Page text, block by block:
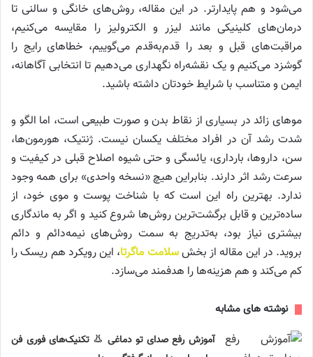
می‌شود و هم پایدارتر. در این مقاله، روش‌های خانگی و سالنی تا
درمان‌های کلینیکی مانند لیزر و الکترولیز را مقایسه می‌کنیم،
مراقبت‌های قبل و بعد را قدم‌به‌قدم می‌گوییم، خطاهای رایج را
گوشزد می‌کنیم و یک نقشه‌راه نگهداری می‌دهیم تا انتخابی آگاهانه،
ایمن و متناسب با شرایط خودتان داشته باشید.
موهای زائد در بسیاری از نقاط بدن و صورت طبیعی است، اما الگو و
شدت رشد آن در افراد مختلف یکسان نیست. ژنتیک، هورمون‌ها،
سن، داروها، بارداری، یائسگی و حتی شیوه اصلاح قبلی در کیفیت و
سرعت رشد اثر دارند. بنابراین هیچ «نسخه واحدی» برای همه وجود
ندارد. بهترین راه این است که با شناخت پوست و موی خود، از
ساده‌ترین و قابل برگشت‌ترین روش‌ها شروع کنید و اگر به ماندگاری
بیشتری نیاز بود، به‌تدریج به سمت روش‌های نیمه‌دائم و دائم
بروید. در این مقاله از بخشسلامت ماگرتا، این رویکرد هم ریسک را
کم می‌کند و هم هزینه‌ها را هدفمند می‌سازد.
نوشته های مشابه
آموزش رفع صدای تو دماغی 👃 تکنیک‌های فوری فن